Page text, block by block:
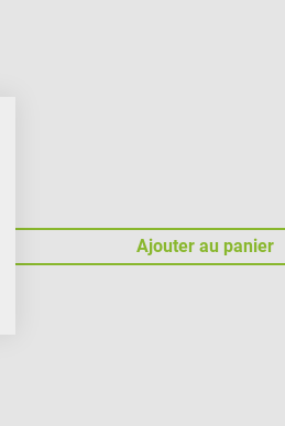
Ajouter au panier